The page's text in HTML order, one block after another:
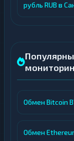
рубль RUB в
Обмен Bitcoin
Обмен